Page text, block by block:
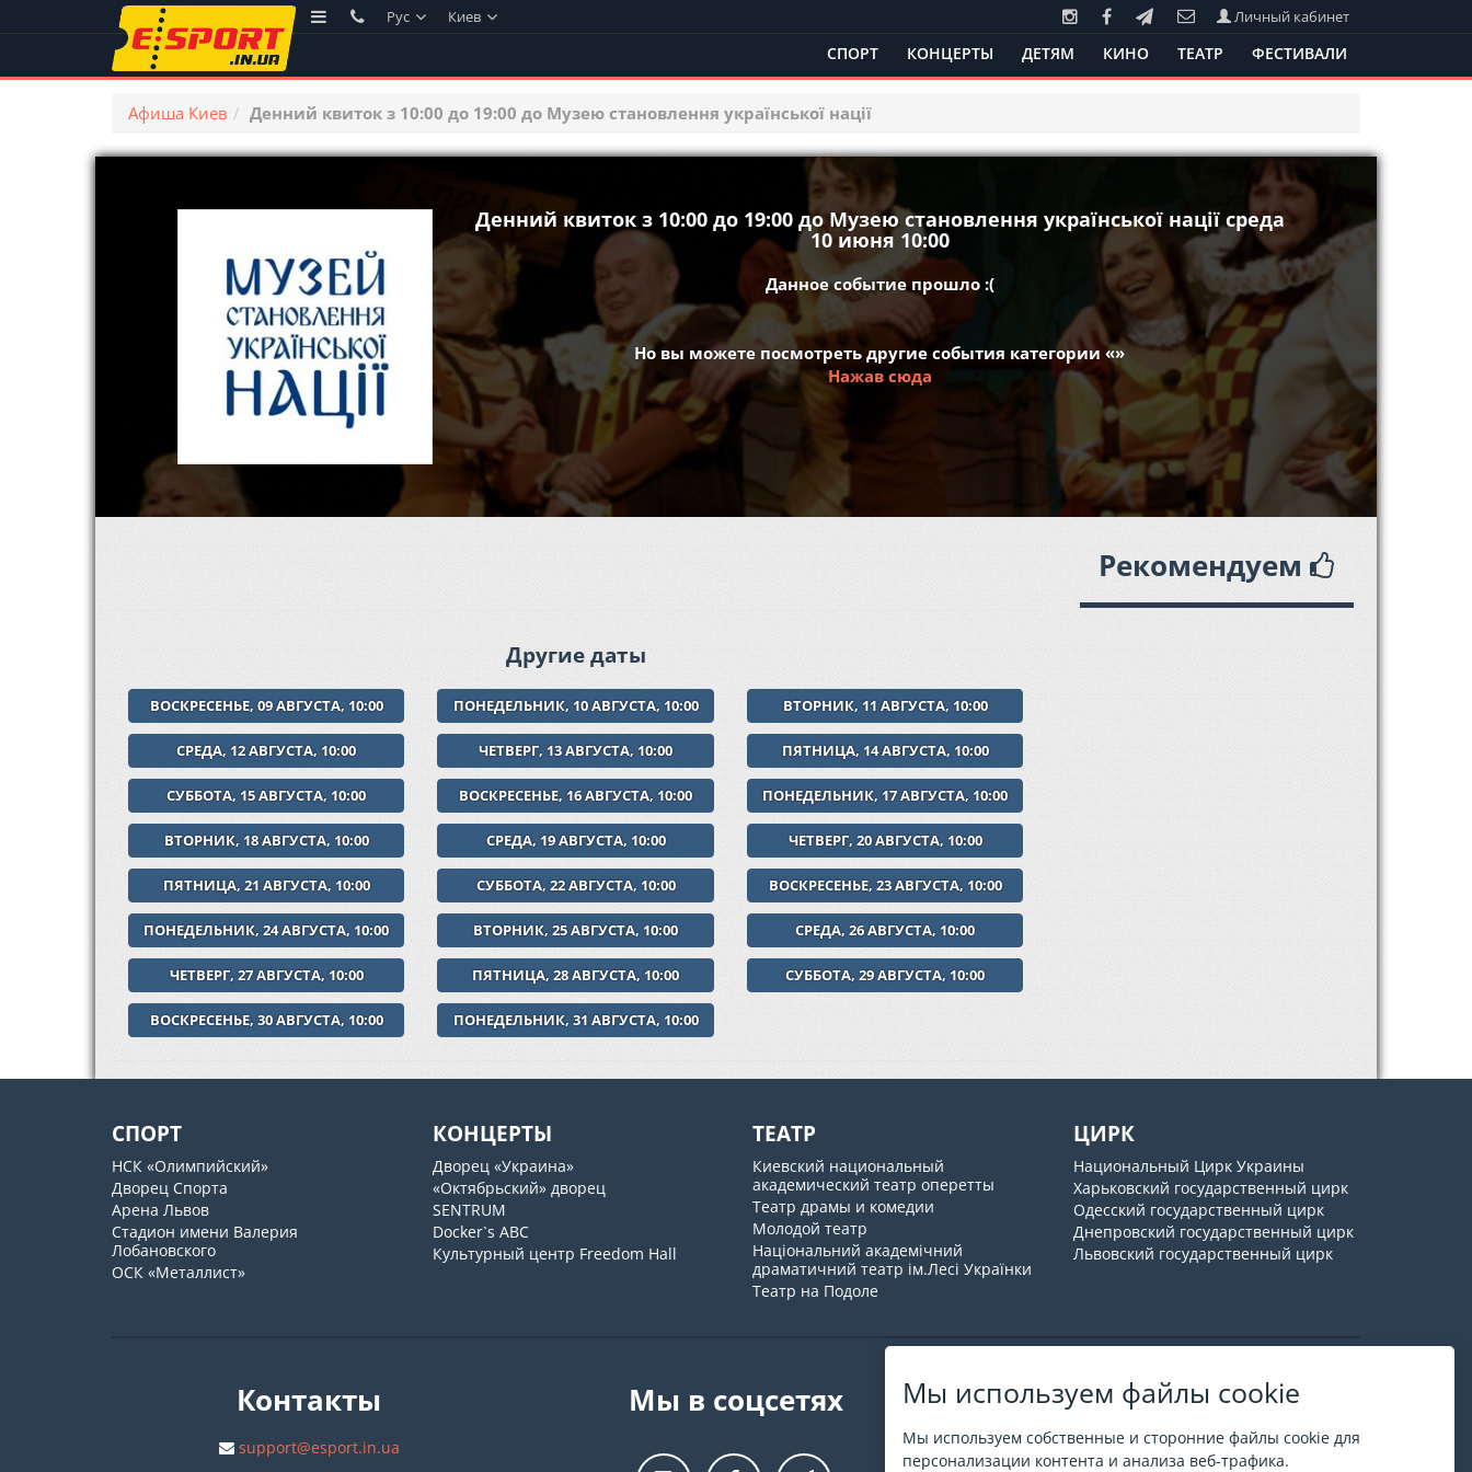
Мы используем файлы cookie
Мы используем собственные и сторонние файлы cookie для
персонализации контента и анализа веб-трафика.
Рус Киев Личный кабинет
СПОРТ КОНЦЕРТЫ ДЕТЯМ КИНО ТЕАТР ФЕСТИВАЛИ
Афиша Киев Денний квиток з 10:00 до 19:00 до Музею становлення української нації
Денний квиток з 10:00 до 19:00 до Музею становлення української нації среда
10 июня 10:00
Данное событие прошло :(
Но вы можете посмотреть другие события категории «»
Нажав сюда
Другие даты
ВОСКРЕСЕНЬЕ, 09 АВГУСТА, 10:00 ПОНЕДЕЛЬНИК, 10 АВГУСТА, 10:00 ВТОРНИК, 11 АВГУСТА, 10:00
СРЕДА, 12 АВГУСТА, 10:00 ЧЕТВЕРГ, 13 АВГУСТА, 10:00 ПЯТНИЦА, 14 АВГУСТА, 10:00
СУББОТА, 15 АВГУСТА, 10:00 ВОСКРЕСЕНЬЕ, 16 АВГУСТА, 10:00 ПОНЕДЕЛЬНИК, 17 АВГУСТА, 10:00
ВТОРНИК, 18 АВГУСТА, 10:00 СРЕДА, 19 АВГУСТА, 10:00 ЧЕТВЕРГ, 20 АВГУСТА, 10:00
ПЯТНИЦА, 21 АВГУСТА, 10:00 СУББОТА, 22 АВГУСТА, 10:00 ВОСКРЕСЕНЬЕ, 23 АВГУСТА, 10:00
ПОНЕДЕЛЬНИК, 24 АВГУСТА, 10:00 ВТОРНИК, 25 АВГУСТА, 10:00 СРЕДА, 26 АВГУСТА, 10:00
ЧЕТВЕРГ, 27 АВГУСТА, 10:00 ПЯТНИЦА, 28 АВГУСТА, 10:00 СУББОТА, 29 АВГУСТА, 10:00
ВОСКРЕСЕНЬЕ, 30 АВГУСТА, 10:00 ПОНЕДЕЛЬНИК, 31 АВГУСТА, 10:00
Рекомендуем
СПОРТ
НСК «Олимпийский»
Дворец Спорта
Арена Львов
Стадион имени Валерия
Лобановского
ОСК «Металлист»
КОНЦЕРТЫ
Дворец «Украина»
«Октябрьский» дворец
SENTRUM
Docker`s ABC
Культурный центр Freedom Hall
ТЕАТР
Киевский национальный
академический театр оперетты
Театр драмы и комедии
Молодой театр
Національний академічний
драматичний театр ім.Лесі Українки
Театр на Подоле
ЦИРК
Национальный Цирк Украины
Харьковский государственный цирк
Одесский государственный цирк
Днепровский государственный цирк
Львовский государственный цирк
Контакты
support@esport.in.ua
Мы в соцсетях О ESPORT.in.ua
На ESPORT.in.ua представлена афиша Киева и